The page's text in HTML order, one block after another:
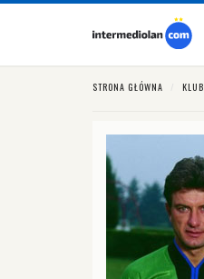
STRONA GŁÓWNA KLUB